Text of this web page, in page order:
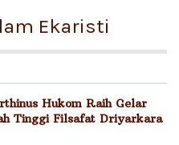
Ekaristi
Hukom Raih Gelar
Tinggi Filsafat Driyarkara